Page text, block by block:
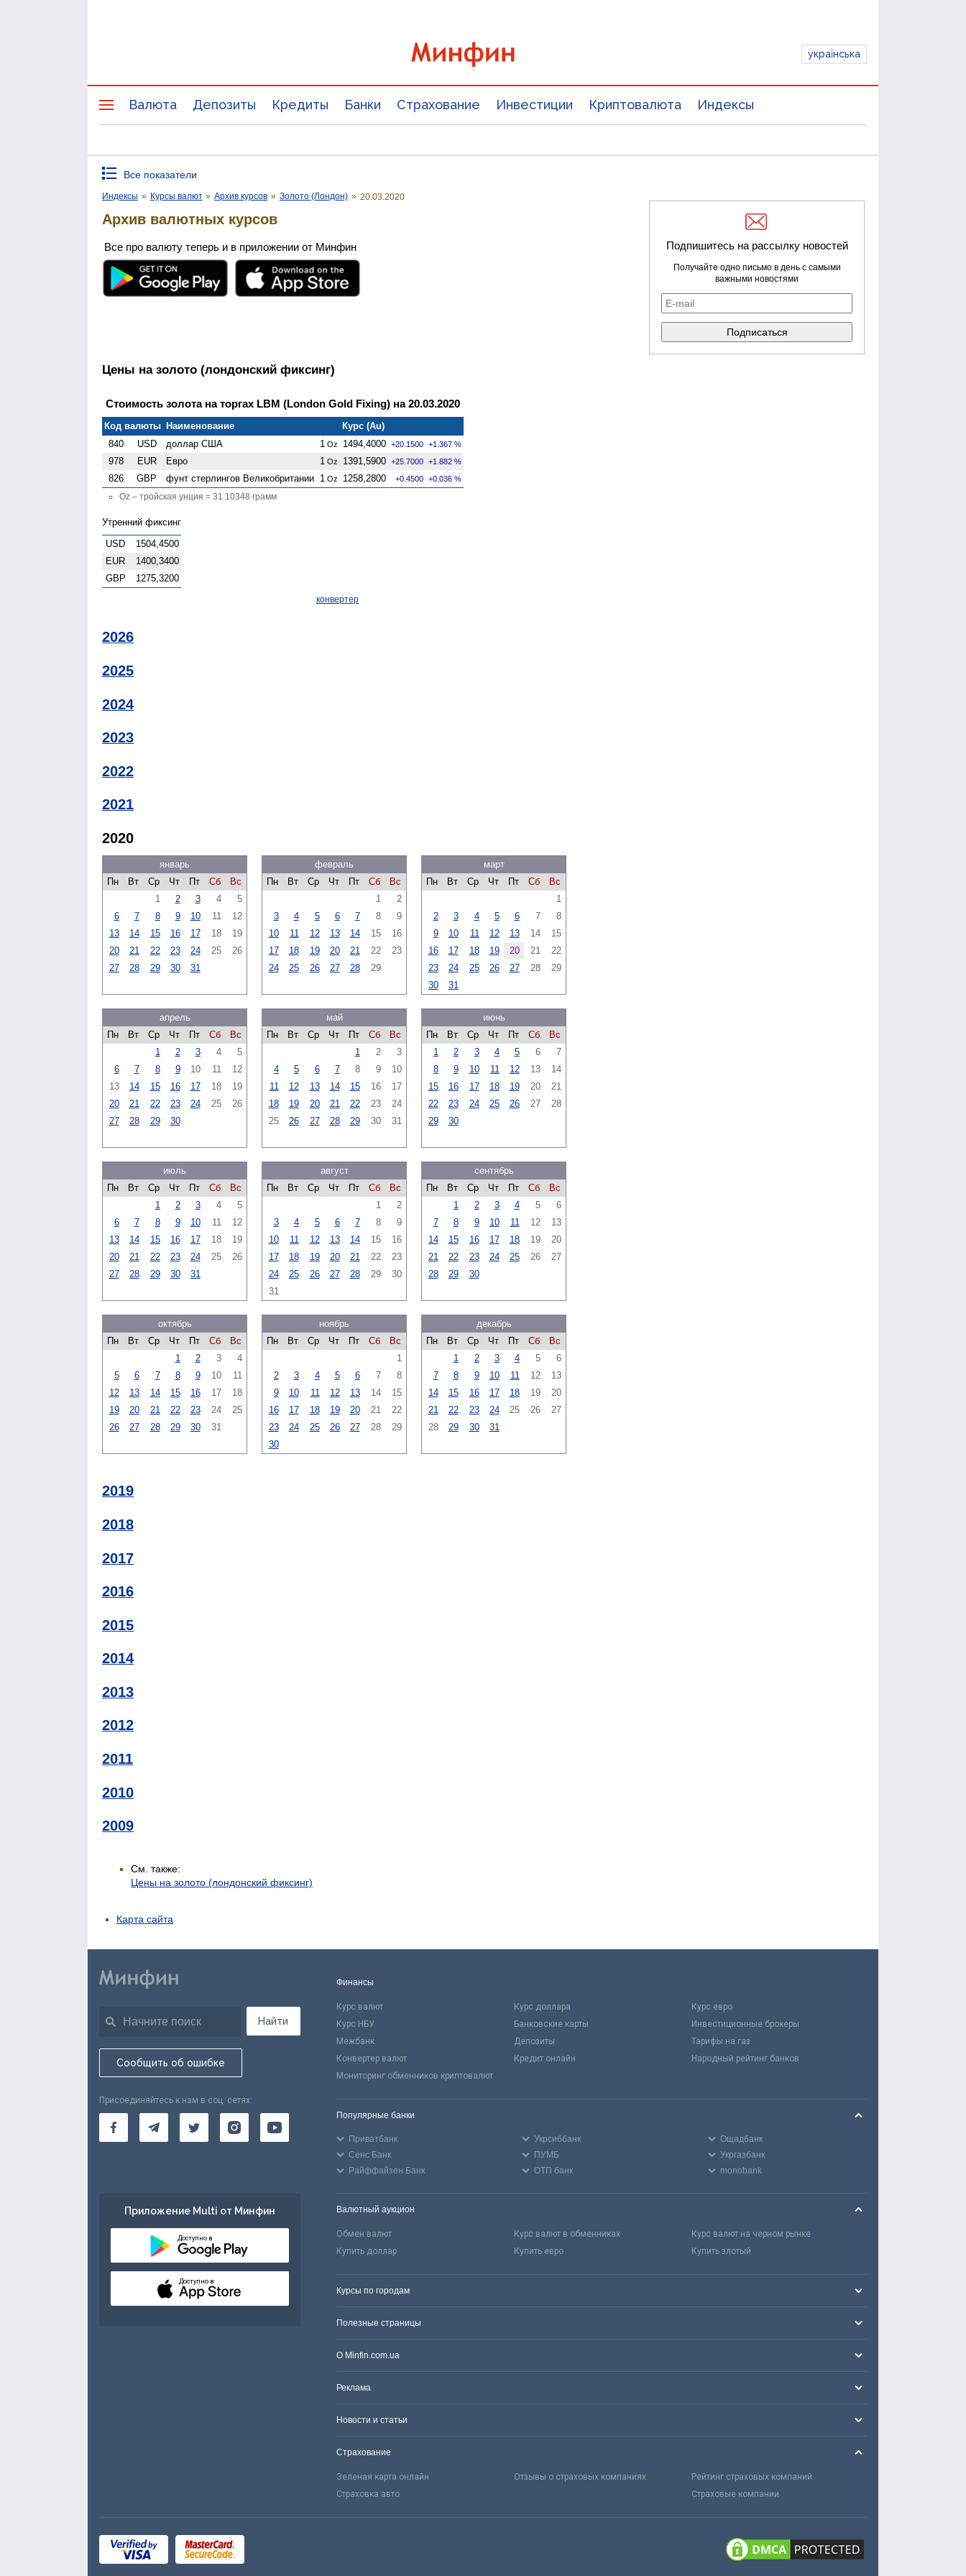
українська
Валюта Депозиты Кредиты Банки Страхование Инвестиции Криптовалюта Индексы
Все показатели
Индексы » Курсы валют » Архив курсов » Золото (Лондон) » 20.03.2020
Архив валютных курсов
Все про валюту теперь и в приложении от Минфин
Цены на золото (лондонский фиксинг)
Стоимость золота на торгах LBM (London Gold Fixing) на 20.03.2020
Код валюты Наименование
Курс (Au)
840
USD доллар США 1 Oz 1494,4000 +20.1500 +1.367 %
978 EUR Евро 1 Oz 1391,5900 +25.7000 +1.882 %
826 GBP фунт стерлингов Велико­британии 1 Oz 1258,2800 +0.4500 +0.036 %
Oz – тройская унция = 31.10348 грамм
Утренний фиксинг
USD
1504,4500
EUR
1400,3400
GBP
1275,3200
конвертер
2026
2025
2024
2023
2022
2021
2020
январь
Пн
Вт Ср Чт Пт Сб
Вс
1
2 3 4
5
6
7 8 9 10 11
12
13
14 15 16 17 18
19
20
21 22 23 24 25
26
27
28 29 30 31
февраль
Пн
Вт Ср Чт Пт Сб
Вс
1
2
3
4 5 6 7 8
9
10
11 12 13 14 15
16
17
18 19 20 21 22
23
24
25 26 27 28 29
март
Пн
Вт Ср Чт Пт Сб
Вс
1
2
3 4 5 6 7
8
9
10 11 12 13 14
15
16
17 18 19 20 21
22
23
24 25 26 27 28
29
30
31
апрель
Пн
Вт Ср Чт Пт Сб
Вс
1
2 3 4
5
6
7 8 9 10 11
12
13
14 15 16 17 18
19
20
21 22 23 24 25
26
27
28 29 30
май
Пн
Вт Ср Чт Пт Сб
Вс
1
2
3
4
5 6 7 8 9
10
11
12 13 14 15 16
17
18
19 20 21 22 23
24
25
26 27 28 29 30 31
июнь
Пн
Вт Ср Чт Пт Сб
Вс
1
2 3 4 5 6
7
8
9 10 11 12 13
14
15
16 17 18 19 20
21
22
23 24 25 26 27
28
29
30
июль
Пн
Вт Ср Чт Пт Сб
Вс
1
2 3 4
5
6
7 8 9 10 11
12
13
14 15 16 17 18
19
20
21 22 23 24 25
26
27
28 29 30 31
август
Пн
Вт Ср Чт Пт Сб
Вс
1
2
3
4 5 6 7 8
9
10
11 12 13 14 15
16
17
18 19 20 21 22
23
24
25 26 27 28 29
30
31
сентябрь
Пн
Вт Ср Чт Пт Сб
Вс
1
2 3 4 5
6
7
8 9 10 11 12
13
14
15 16 17 18 19
20
21
22 23 24 25 26
27
28
29 30
октябрь
Пн
Вт Ср Чт Пт Сб
Вс
1
2 3
4
5
6 7 8 9 10
11
12
13 14 15 16 17
18
19
20 21 22 23 24
25
26
27 28 29 30 31
ноябрь
Пн
Вт Ср Чт Пт Сб
Вс
1
2
3 4 5 6 7
8
9
10 11 12 13 14
15
16
17 18 19 20 21
22
23
24 25 26 27 28
29
30
декабрь
Пн
Вт Ср Чт Пт Сб
Вс
1
2 3 4 5
6
7
8 9 10 11 12
13
14
15 16 17 18 19
20
21
22 23 24 25 26
27
28
29 30 31
2019
2018
2017
2016
2015
2014
2013
2012
2011
2010
2009
См. также:
Цены на золото (лондонский фиксинг)
Подпишитесь на рассылку новостей
Получайте одно письмо в день с самыми
важными новостями
Карта сайта
Найти
Сообщить об ошибке
Присоединяйтесь к нам в соц. сетях:
Приложение Multi от Минфин
Доступно в
Доступно в
Финансы
Курс валют Курс доллара
Курс евро
Курс НБУ
Банковские карты
Инвестиционные брокеры
Межбанк
Депозиты
Тарифы на газ
Конвертер валют
Кредит онлайн
Народный рейтинг банков
Мониторинг обменников криптовалют
Популярные банки
Приватбанк Укрсиббанк
Ощадбанк
Сенс Банк
ПУМБ
Укргазбанк
Райффайзен Банк
ОТП банк monobank
Валютный аукцион
Обмен валют Курс валют в обменниках
Курс валют на черном рынке
Купить доллар
Купить евро Купить злотый
Курсы по городам
Полезные страницы
О Minfin.com.ua
Реклама
Новости и статьи
Страхование
Зеленая карта онлайн Отзывы о страховых компаниях
Рейтинг страховых компаний
Страховка авто
Страховые компании